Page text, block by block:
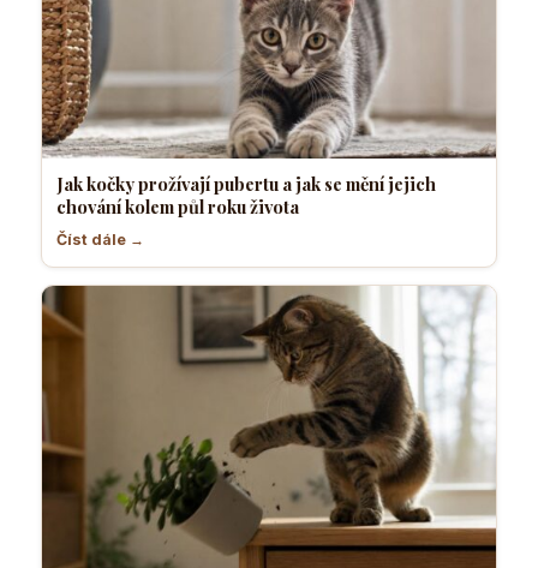
Jak kočky prožívají pubertu a jak se mění jejich
chování kolem půl roku života
Číst dále →